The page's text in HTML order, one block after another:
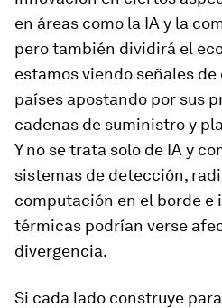
en áreas como la IA y la
pero también dividirá el
estamos viendo señales
países apostando por sus
cadenas de suministro y
Y no se trata solo de IA y
sistemas de detección,
computación en el borde
térmicas podrían verse
divergencia.
Si cada lado construye